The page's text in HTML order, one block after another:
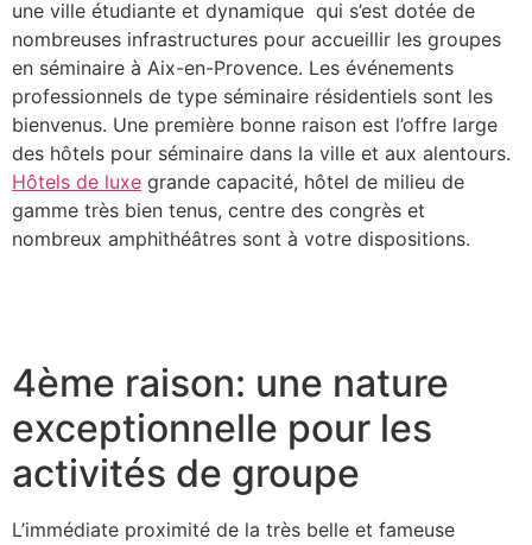
une ville étudiante et dynamique qui s’est dotée de
nombreuses infrastructures pour accueillir les groupes
en séminaire à Aix-en-Provence. Les événements
professionnels de type séminaire résidentiels sont les
bienvenus. Une première bonne raison est l’offre large
des hôtels pour séminaire dans la ville et aux alentours.
Hôtels de luxe grande capacité, hôtel de milieu de
gamme très bien tenus, centre des congrès et
nombreux amphithéâtres sont à votre dispositions.
4ème raison: une nature
exceptionnelle pour les
activités de groupe
L’immédiate proximité de la très belle et fameuse